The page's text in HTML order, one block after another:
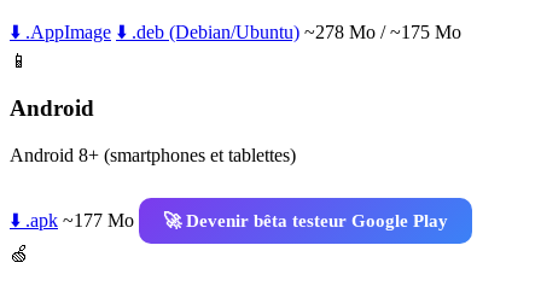
⬇️ .AppImage ⬇️ .deb (Debian/Ubuntu) ~278 Mo / ~175 Mo
📱
Android
Android 8+ (smartphones et tablettes)
⬇️ .apk ~177 Mo
🚀 Devenir bêta testeur Google Play
🍏